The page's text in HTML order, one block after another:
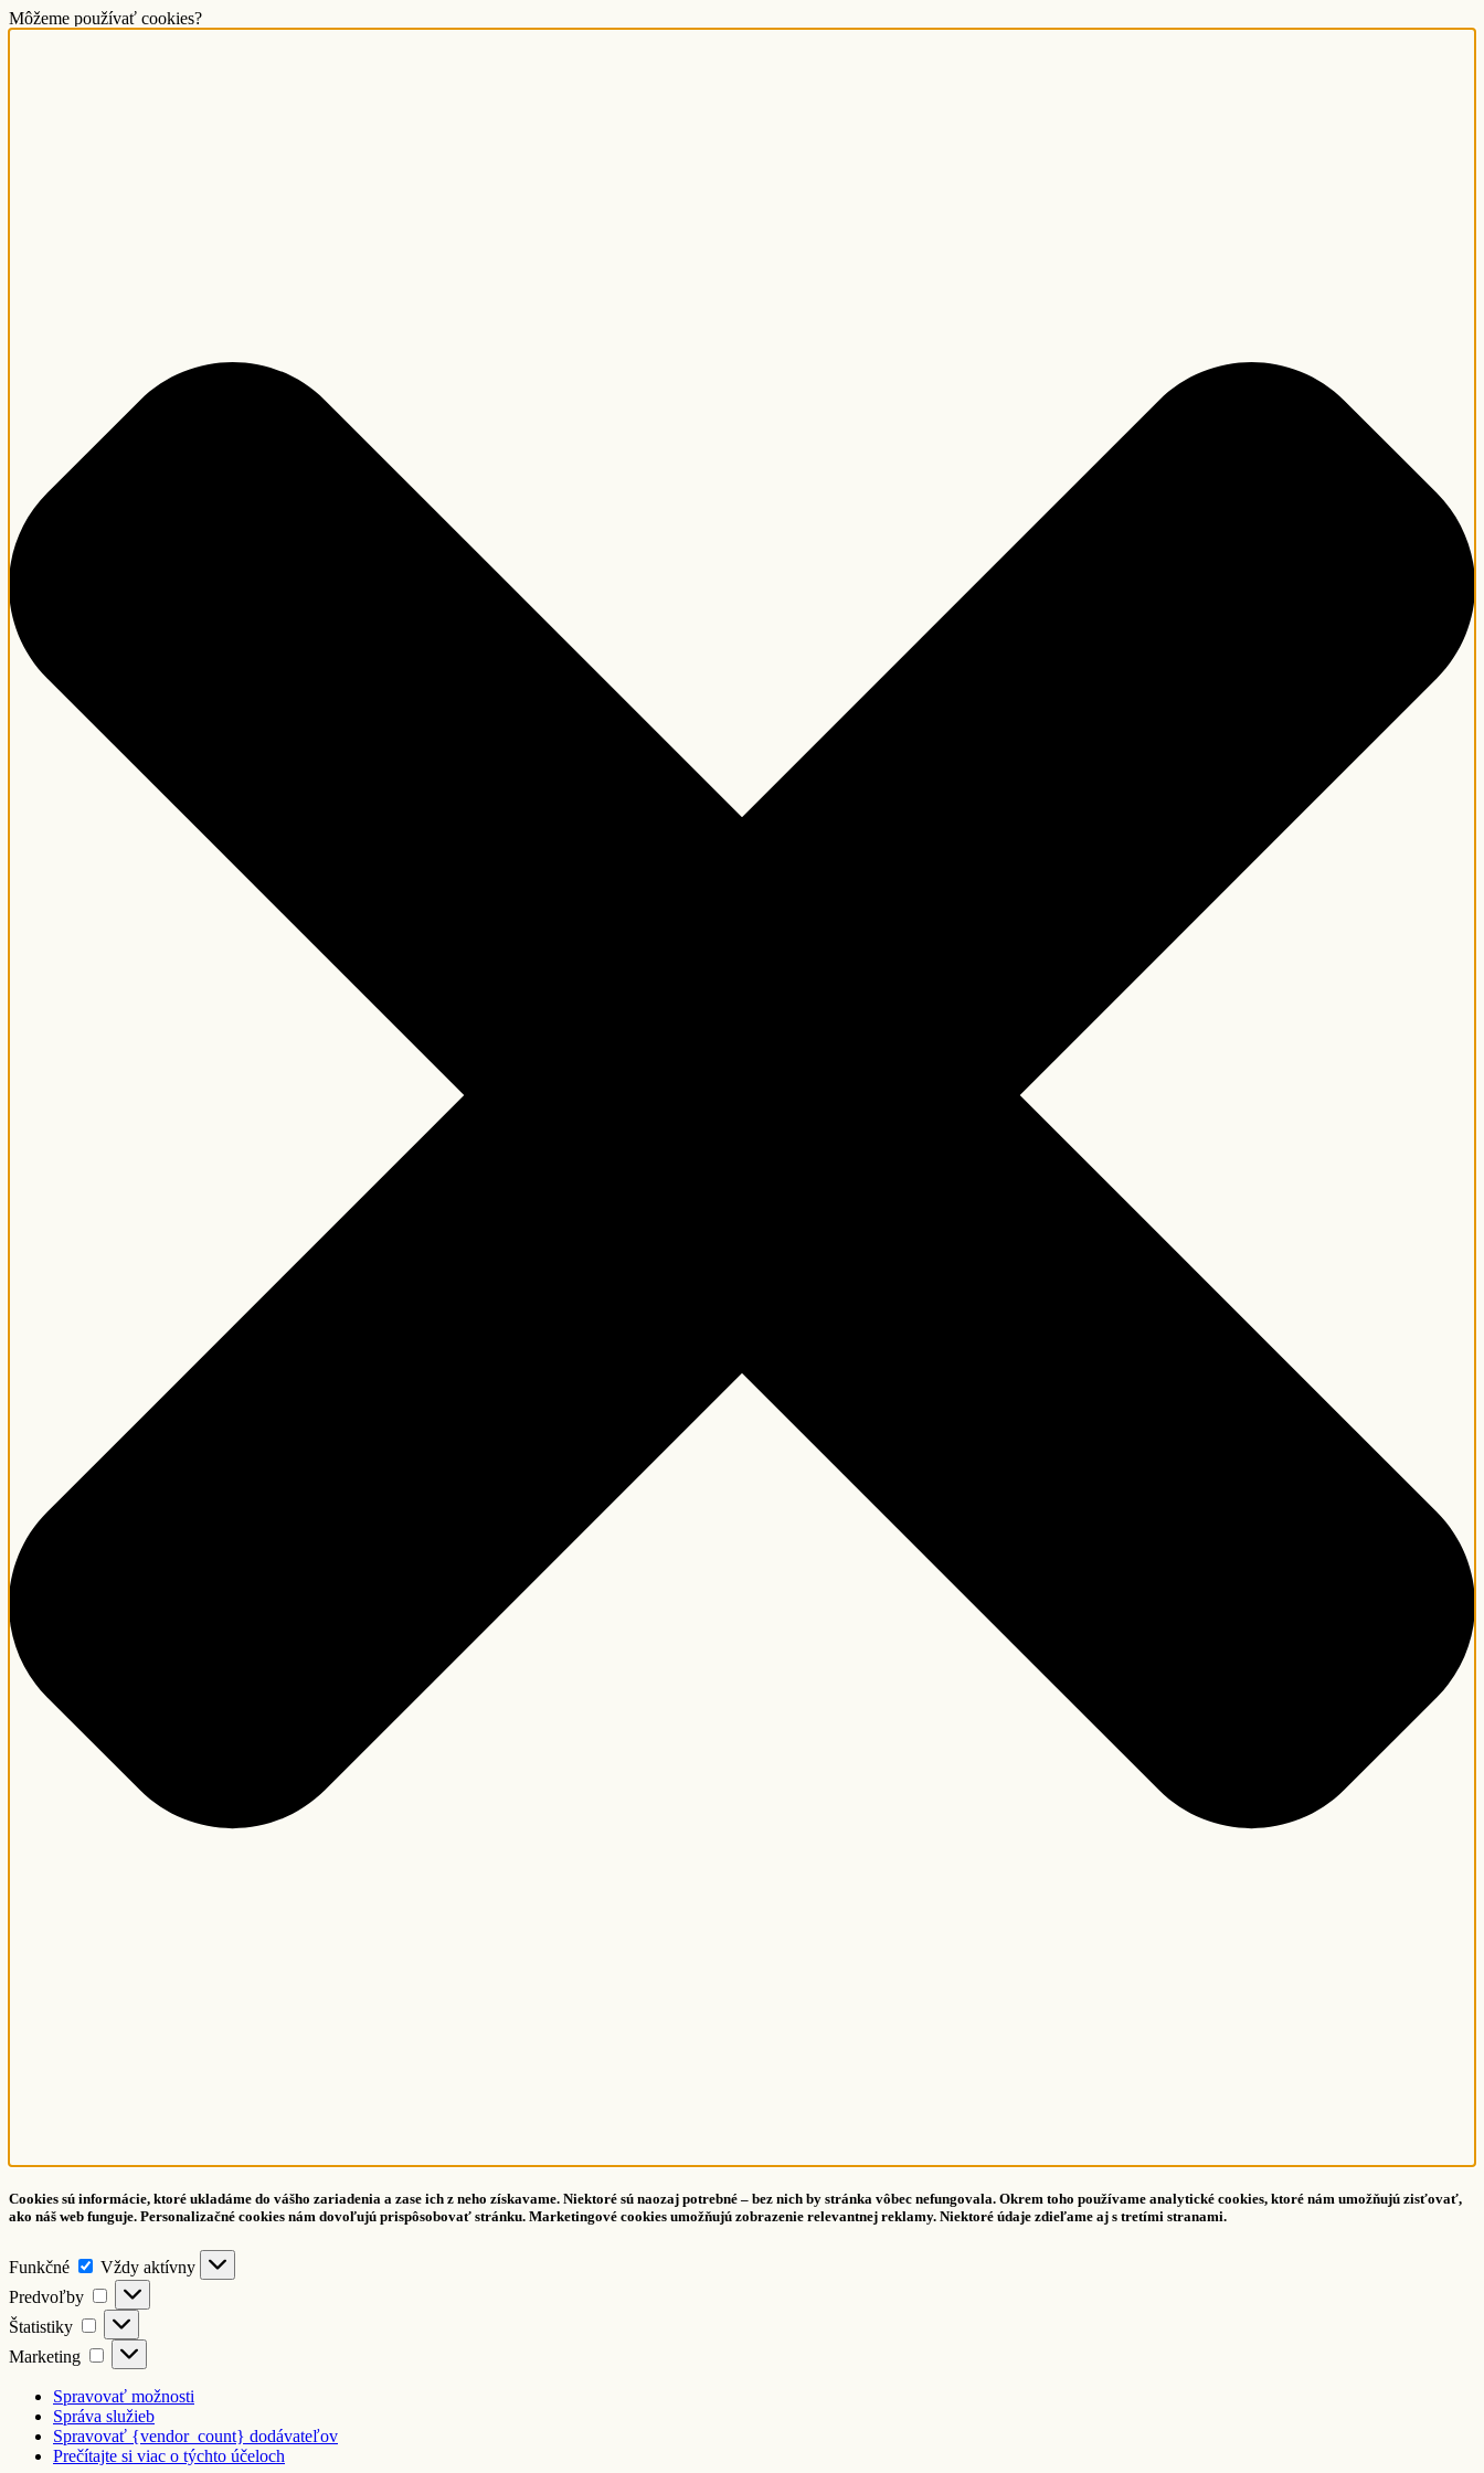
Môžeme používať cookies?
Cookies sú informácie, ktoré ukladáme do vášho zariadenia a zase ich z neho získavame. Niektoré sú naozaj potrebné – bez nich by stránka vôbec nefungovala. Okrem toho používame analytické cookies, ktoré nám umožňujú zisťovať,
ako náš web funguje. Personalizačné cookies nám dovoľujú prispôsobovať stránku. Marketingové cookies umožňujú zobrazenie relevantnej reklamy. Niektoré údaje zdieľame aj s tretími stranami.
Funkčné Funkčné
Vždy aktívny
Predvoľby
Predvoľby
Štatistiky Štatistiky
Marketing Marketing
Spravovať možnosti
Správa služieb
Spravovať {vendor_count} dodávateľov
Prečítajte si viac o týchto účeloch